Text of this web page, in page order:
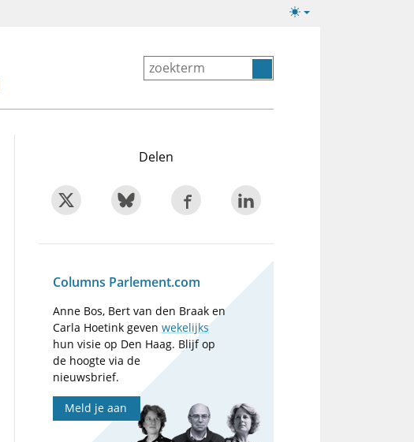
Lichte/donkere
Delen
Columns Parlement.com
Anne Bos, Bert van den Braak en
Carla Hoetink gevenwekelijks
hun visie op Den Haag. Blijf op
de hoogte via de
nieuwsbrief.
Meld je aan